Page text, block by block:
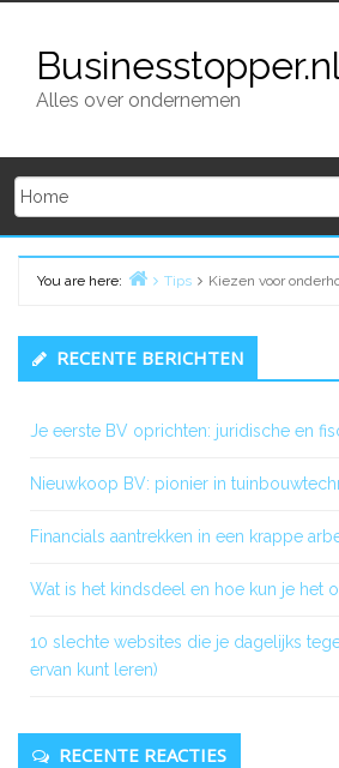
content
Alles over ondernemen
You are here:
Tips Kiezen voor
Primary
Sidebar
RECENTE BERICHTEN
Je eerste BV oprichten: juridische en
Nieuwkoop BV: pionier in
Financials aantrekken in een krappe
Wat is het kindsdeel en hoe kun je het
10 slechte websites die je dagelijks
ervan kunt leren)
RECENTE REACTIES